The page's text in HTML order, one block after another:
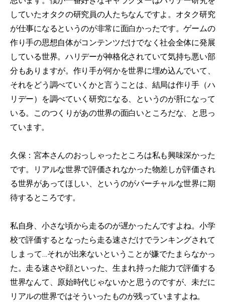
していたオタクの研究員の人たちなんですよ。オタク研究
が仕事になるというのが非常に面白かったです。ゲームの
作り手の思想自体がコンテンツだけでなく社会全体に発展
している世界。ハリデーが神格化されていて気持ち悪い部
分もありますが。作り手が何かを世界に埋め込んでいて、
それをどう調べていくかと言うことは、結局は作り手（ハ
リデー）を調べていく研究になる、というのが肝になって
いる。このつくりがあの世界の面白いところだな、と思っ
ています。
久保：宮本さんのおっしゃったところは私も興味深かった
です。リアルな世界で評価されなかった物差しが評価され
る世界があってほしい、というのがバーチャルな世界に期
待するところです。
私自身、小さな頃から走るのが遅かったんですよね。小学
校で評価するとなったら走る速さだけでランキングされて
しまって…それが出来ないということが嫌でたまらなかっ
た。走る速さや顔といった、生まれ持った能力で評価する
世界なんて、原始時代じゃないかと思うのですが、未だに
リアルの世界ではそういったものが残っていますよね。